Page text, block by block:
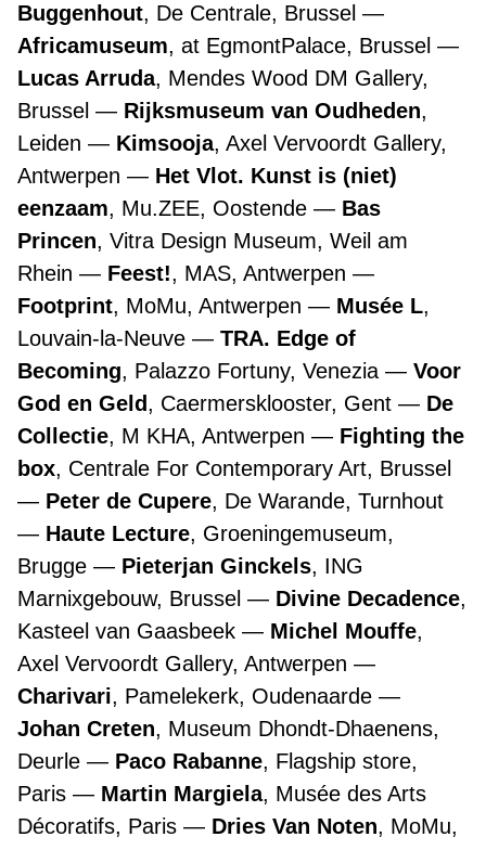
Buggenhout, De Centrale, Brussel
Africamuseum, at EgmontPalace, Brussel
Lucas Arruda, Mendes Wood DM Gallery,
Brussel
Rijksmuseum van Oudheden,
Leiden
Kimsooja, Axel Vervoordt Gallery,
Antwerpen
Het Vlot. Kunst is (niet)
eenzaam, Mu.ZEE, Oostende
Bas
Princen, Vitra Design Museum, Weil am
Rhein
Feest!, MAS, Antwerpen
Footprint, MoMu, Antwerpen Musée L,
Louvain-la-Neuve
TRA. Edge of
Becoming, Palazzo Fortuny, Venezia
Voor
God en Geld, Caermersklooster, Gent
De
Collectie, M KHA, Antwerpen
Fighting the
box, Centrale For Contemporary Art, Brussel
Peter de Cupere, De Warande, Turnhout
Haute Lecture, Groeningemuseum,
Brugge
Pieterjan Ginckels, ING
Marnixgebouw, Brussel
Divine Decadence,
Kasteel van Gaasbeek
Michel Mouffe,
Axel Vervoordt Gallery, Antwerpen
Charivari, Pamelekerk, Oudenaarde
Johan Creten, Museum Dhondt-Dhaenens,
Deurle
Paco Rabanne, Flagship store,
Paris
Martin Margiela, Musée des Arts
Décoratifs, Paris
Dries Van Noten, MoMu,